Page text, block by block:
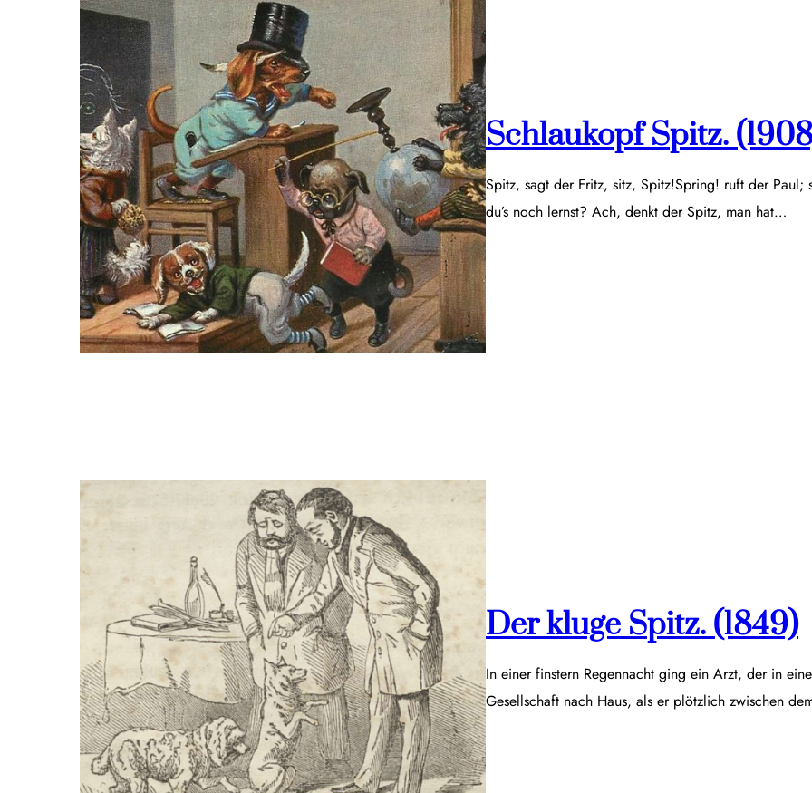
Schlaukopf Spitz.
Spitz, sagt der Fritz, sitz, Spitz!Spring! ruft der
du’s noch lernst? Ach, denkt der Spitz, man hat…
Der kluge Spitz. (1849)
In einer finstern Regennacht ging ein Arzt, der in
Gesellschaft nach Haus, als er plötzlich zwischen